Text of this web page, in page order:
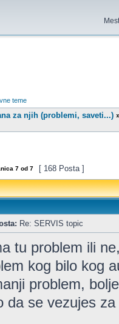
teme
za njih (problemi, saveti...)
7 od 7 [ 168 Posta ]
Re: SERVIS topic
tu problem ili
kog bilo kog
problem,
da se vezujes